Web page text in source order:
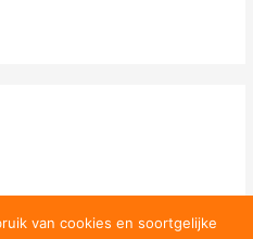
van cookies en soortgelijke